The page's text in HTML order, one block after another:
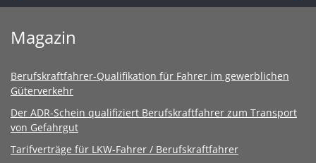
Magazin
Berufskraftfahrer-Qualifikation für Fahrer im gewerblichen
Güterverkehr
Der ADR-Schein qualifiziert Berufskraftfahrer zum Transport
von Gefahrgut
Tarifverträge für LKW-Fahrer / Berufskraftfahrer